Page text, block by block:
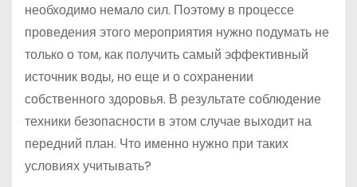
необходимо немало сил. Поэтому в процессе
проведения этого мероприятия нужно подумать не
только о том, как получить самый эффективный
источник воды, но еще и о сохранении
собственного здоровья. В результате соблюдение
техники безопасности в этом случае выходит на
передний план. Что именно нужно при таких
условиях учитывать?